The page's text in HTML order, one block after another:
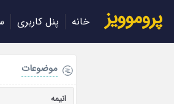
پروموویز خانه پنل کاربری
موضوعات
انیمه